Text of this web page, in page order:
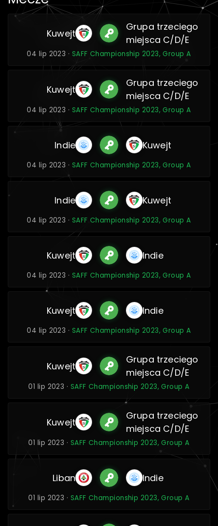
Kuwejt
Grupa trzeciego
miejsca C/D/E
04 lip 2023 · SAFF Championship 2023, Group A
Kuwejt
Grupa trzeciego
miejsca C/D/E
04 lip 2023 · SAFF Championship 2023, Group A
Indie Kuwejt
04 lip 2023 · SAFF Championship 2023, Group A
Indie Kuwejt
04 lip 2023 · SAFF Championship 2023, Group A
Kuwejt Indie
04 lip 2023 · SAFF Championship 2023, Group A
Kuwejt Indie
04 lip 2023 · SAFF Championship 2023, Group A
Kuwejt
Grupa trzeciego
miejsca C/D/E
01 lip 2023 · SAFF Championship 2023, Group A
Kuwejt
Grupa trzeciego
miejsca C/D/E
01 lip 2023 · SAFF Championship 2023, Group A
Liban Indie
01 lip 2023 · SAFF Championship 2023, Group A